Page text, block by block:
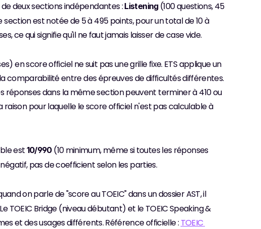
deux sections indépendantes : Listening (100 questions, 45
est notée de 5 à 495 points, pour un total de 10 à
ce qui signifie qu'il ne faut jamais laisser de case vide.
en score officiel ne suit pas une grille fixe. ETS applique un
comparabilité entre des épreuves de difficultés différentes.
dans la même section peuvent terminer à 410 ou
raison pour laquelle le score officiel n'est pas calculable à
est 10/990 (10 minimum, même si toutes les réponses
pas de coefficient selon les parties.
on parle de "score au TOEIC" dans un dossier AST, il
TOEIC Bridge (niveau débutant) et le TOEIC Speaking &
et des usages différents. Référence officielle : TOEIC